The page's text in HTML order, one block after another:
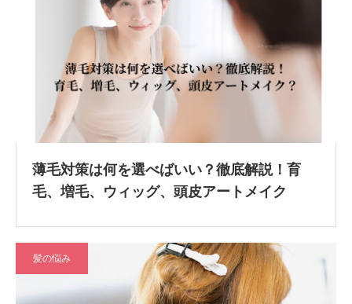
薄毛対策は何を選べばいい？徹底解説！育
毛、増毛、ウィッグ、頭皮アートメイク
髪の悩み